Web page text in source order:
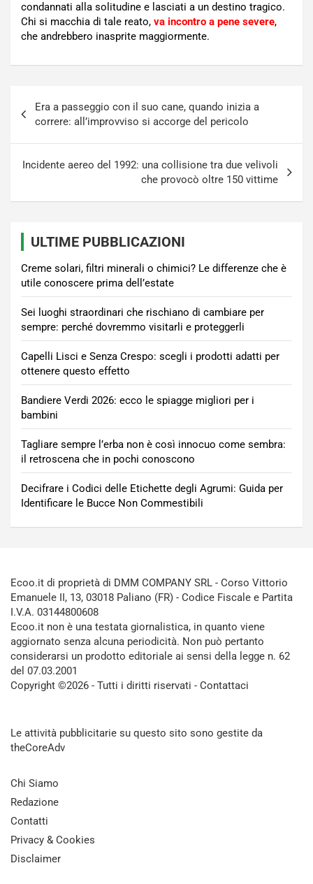
condannati alla solitudine e lasciati a un destino tragico.
Chi si macchia di tale reato, va incontro a pene severe,
che andrebbero inasprite maggiormente.
articoli
Era a passeggio con il suo cane, quando inizia a
correre: all’improvviso si accorge del pericolo
Incidente aereo del 1992: una collisione tra due velivoli
che provocò oltre 150 vittime
ULTIME PUBBLICAZIONI
Creme solari, filtri minerali o chimici? Le differenze che è
utile conoscere prima dell’estate
Sei luoghi straordinari che rischiano di cambiare per
sempre: perché dovremmo visitarli e proteggerli
Capelli Lisci e Senza Crespo: scegli i prodotti adatti per
ottenere questo effetto
Bandiere Verdi 2026: ecco le spiagge migliori per i
bambini
Tagliare sempre l’erba non è così innocuo come sembra:
il retroscena che in pochi conoscono
Decifrare i Codici delle Etichette degli Agrumi: Guida per
Identificare le Bucce Non Commestibili
Ecoo.it di proprietà di DMM COMPANY SRL - Corso Vittorio
Emanuele II, 13, 03018 Paliano (FR) - Codice Fiscale e Partita
I.V.A. 03144800608
Ecoo.it non è una testata giornalistica, in quanto viene
aggiornato senza alcuna periodicità. Non può pertanto
considerarsi un prodotto editoriale ai sensi della legge n. 62
del 07.03.2001
Copyright ©2026 - Tutti i diritti riservati - Contattaci
Le attività pubblicitarie su questo sito sono gestite da
theCoreAdv
Chi Siamo
Redazione
Contatti
Privacy & Cookies
Disclaimer